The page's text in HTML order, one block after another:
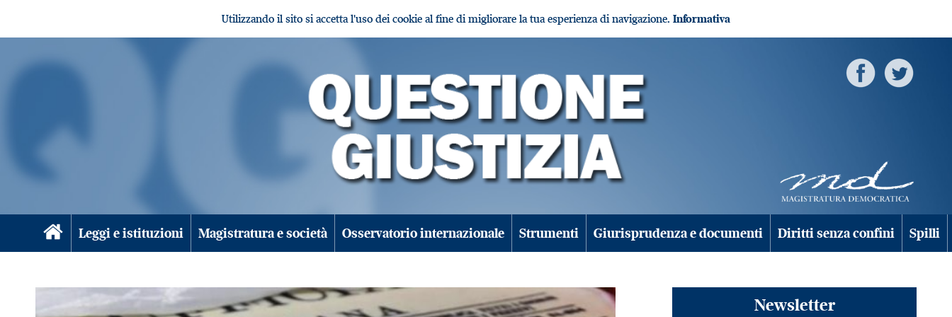
Utilizzando il sito si accetta l'uso dei cookie al fine di migliorare la tua esperienza di navigazione. Informativa
Leggi e istituzioni Magistratura e società Osservatorio internazionale Strumenti Giurisprudenza e documenti Diritti senza confini Spilli
Newsletter